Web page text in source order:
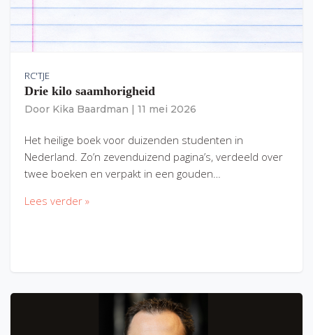
RC'TJE
Drie kilo saamhorigheid
Door Kika Baardman 11 mei 2026
Het heilige boek voor duizenden studenten in
Nederland. Zo’n zevenduizend pagina’s, verdeeld over
twee boeken en verpakt in een gouden…
Lees verder »